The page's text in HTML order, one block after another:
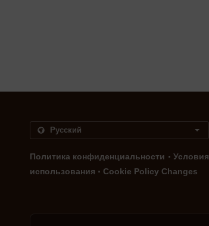
Политика конфиденциальности . Условия
использования . Cookie Policy Changes